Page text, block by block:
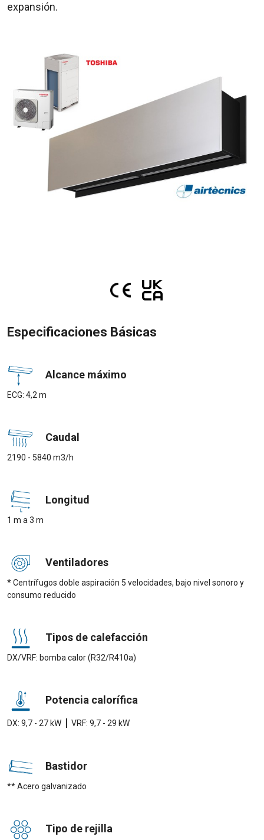
expansión.
Especificaciones Básicas
Alcance máximo
ECG: 4,2 m
Caudal
2190 - 5840 m3/h
Longitud
1 m a 3 m
Ventiladores
* Centrífugos doble aspiración 5 velocidades, bajo nivel sonoro y
consumo reducido
Tipos de calefacción
DX/VRF: bomba calor (R32/R410a)
Potencia calorífica
DX: 9,7 - 27 kW | VRF: 9,7 - 29 kW
Bastidor
** Acero galvanizado
Tipo de rejilla